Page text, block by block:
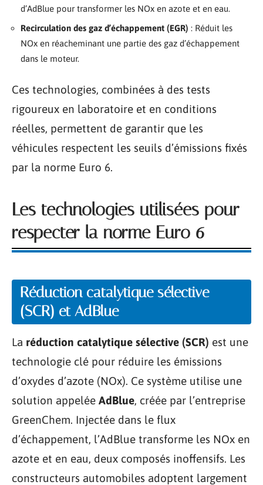
d’AdBlue pour transformer les NOx en azote et en eau.
Recirculation des gaz d’échappement (EGR) : Réduit les
NOx en réacheminant une partie des gaz d’échappement
dans le moteur.
Ces technologies, combinées à des tests
rigoureux en laboratoire et en conditions
réelles, permettent de garantir que les
véhicules respectent les seuils d’émissions fixés
par la norme Euro 6.
Les technologies utilisées pour
respecter la norme Euro 6
Réduction catalytique sélective
(SCR) et AdBlue
La réduction catalytique sélective (SCR) est une
technologie clé pour réduire les émissions
d’oxydes d’azote (NOx). Ce système utilise une
solution appelée AdBlue, créée par l’entreprise
GreenChem. Injectée dans le flux
d’échappement, l’AdBlue transforme les NOx en
azote et en eau, deux composés inoffensifs. Les
constructeurs automobiles adoptent largement